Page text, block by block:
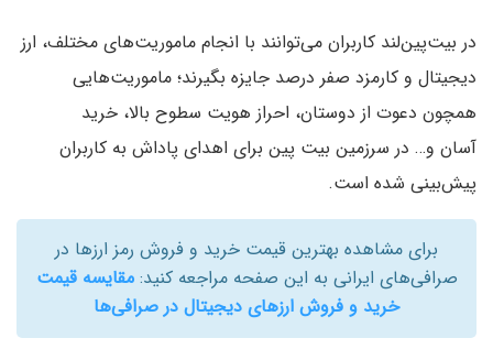
در بیت‌پین‌لند کاربران می‌توانند با انجام ماموریت‌های مختلف، ارز
دیجیتال و کارمزد صفر درصد جایزه بگیرند؛ ماموریت‌هایی
همچون دعوت از دوستان، احراز هویت سطوح بالا، خرید
آسان و… در سرزمین بیت پین برای اهدای پاداش به کاربران
پیش‌بینی شده است.
برای مشاهده بهترین قیمت خرید و فروش رمز ارزها در
صرافی‌های ایرانی به این صفحه مراجعه کنید:مقایسه قیمت
خرید و فروش ارزهای دیجیتال در صرافی‌ها